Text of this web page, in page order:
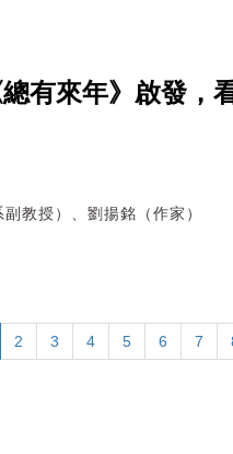
有來年》啟發，
教授）、劉揚銘（作家）
2 3 4 5 6 7